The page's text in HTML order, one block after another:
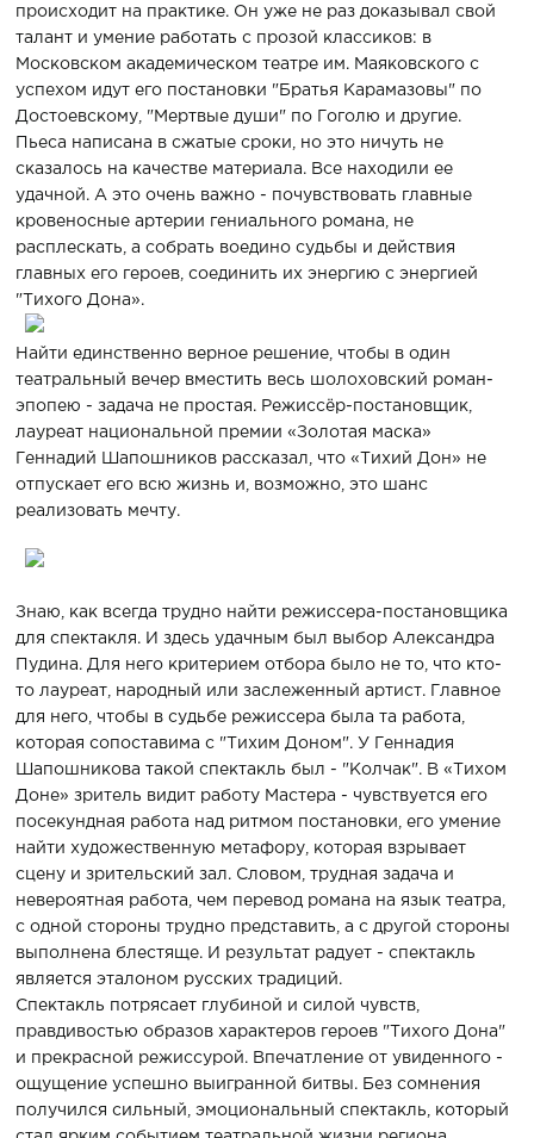
происходит на практике. Он уже не раз доказывал свой
талант и умение работать с прозой классиков: в
Московском академическом театре им. Маяковского с
успехом идут его постановки "Братья Карамазовы" по
Достоевскому, "Мертвые души" по Гоголю и другие.
Пьеса написана в сжатые сроки, но это ничуть не
сказалось на качестве материала. Все находили ее
удачной. А это очень важно - почувствовать главные
кровеносные артерии гениального романа, не
расплескать, а собрать воедино судьбы и действия
главных его героев, соединить их энергию с энергией
"Тихого Дона».
Найти единственно верное решение, чтобы в один
театральный вечер вместить весь шолоховский роман-
эпопею - задача не простая. Режиссёр-постановщик,
лауреат национальной премии «Золотая маска»
Геннадий Шапошников рассказал, что «Тихий Дон» не
отпускает его всю жизнь и, возможно, это шанс
реализовать мечту.
Знаю, как всегда трудно найти режиссера-постановщика
для спектакля. И здесь удачным был выбор Александра
Пудина. Для него критерием отбора было не то, что кто-
то лауреат, народный или заслеженный артист. Главное
для него, чтобы в судьбе режиссера была та работа,
которая сопоставима с "Тихим Доном". У Геннадия
Шапошникова такой спектакль был - "Колчак". В «Тихом
Доне» зритель видит работу Мастера - чувствуется его
посекундная работа над ритмом постановки, его умение
найти художественную метафору, которая взрывает
сцену и зрительский зал. Словом, трудная задача и
невероятная работа, чем перевод романа на язык театра,
с одной стороны трудно представить, а с другой стороны
выполнена блестяще. И результат радует - спектакль
является эталоном русских традиций.
Спектакль потрясает глубиной и силой чувств,
правдивостью образов характеров героев "Тихого Дона"
и прекрасной режиссурой. Впечатление от увиденного -
ощущение успешно выигранной битвы. Без сомнения
получился сильный, эмоциональный спектакль, который